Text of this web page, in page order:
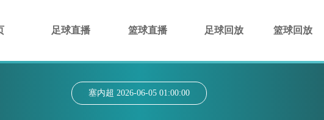
足球直播 篮球直播 足球回放 篮球回放
塞内超 2026-06-05 01:00:00